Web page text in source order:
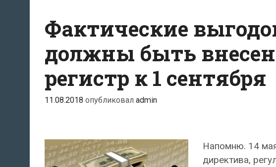
Фактические
должны быть
регистр к 1 сентября
11.08.2018 опубликовал admin
Напомню. 14
директива,